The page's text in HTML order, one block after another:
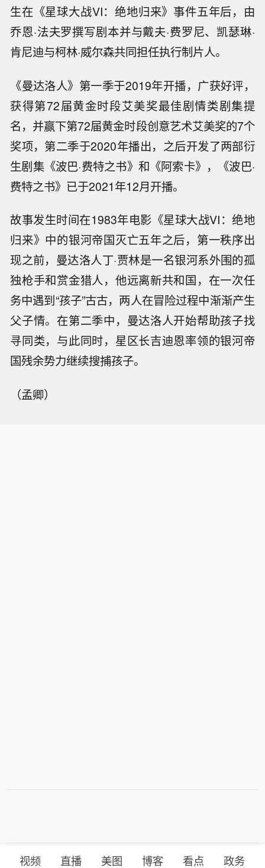
生在《星球大战VI：绝地归来》事件五年后，由
乔恩·法夫罗撰写剧本并与戴夫·费罗尼、凯瑟琳·
肯尼迪与柯林·威尔森共同担任执行制片人。
《曼达洛人》第一季于2019年开播，广获好评，
获得第72届黄金时段艾美奖最佳剧情类剧集提
名，并赢下第72届黄金时段创意艺术艾美奖的7个
奖项，第二季于2020年播出，之后开发了两部衍
生剧集《波巴·费特之书》和《阿索卡》，《波巴·
费特之书》已于2021年12月开播。
故事发生时间在1983年电影《星球大战VI：绝地
归来》中的银河帝国灭亡五年之后，第一秩序出
现之前，曼达洛人丁·贾林是一名银河系外围的孤
独枪手和赏金猎人，他远离新共和国，在一次任
务中遇到“孩子”古古，两人在冒险过程中渐渐产生
父子情。在第二季中，曼达洛人开始帮助孩子找
寻同类，与此同时，星区长吉迪恩率领的银河帝
国残余势力继续搜捕孩子。
（孟卿）
视频 直播 美图 博客 看点 政务